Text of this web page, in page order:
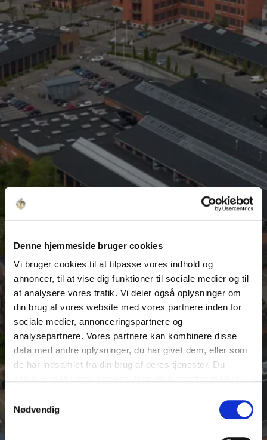
Denne hjemmeside bruger cookies
Vi bruger cookies til at tilpasse vores indhold og
annoncer, til at vise dig funktioner til sociale medier og til
at analysere vores trafik. Vi deler også oplysninger om
din brug af vores website med vores partnere inden for
sociale medier, annonceringspartnere og
analysepartnere. Vores partnere kan kombinere disse
data med andre oplysninger, du har givet dem, eller som
de har indsamlet fra din brug af deres tjenester. Du
Nødvendig